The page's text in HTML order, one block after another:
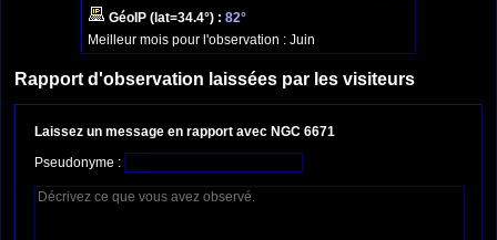
GéoIP (lat=34.4°) : 82°
Meilleur mois pour l'observation : Juin
Rapport d'observation laissées par les visiteurs
Laissez un message en rapport avec NGC 6671
Pseudonyme :